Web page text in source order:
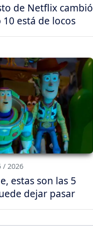
de Netflix cambió
está de locos
/ 2026
estas son las 5
dejar pasar